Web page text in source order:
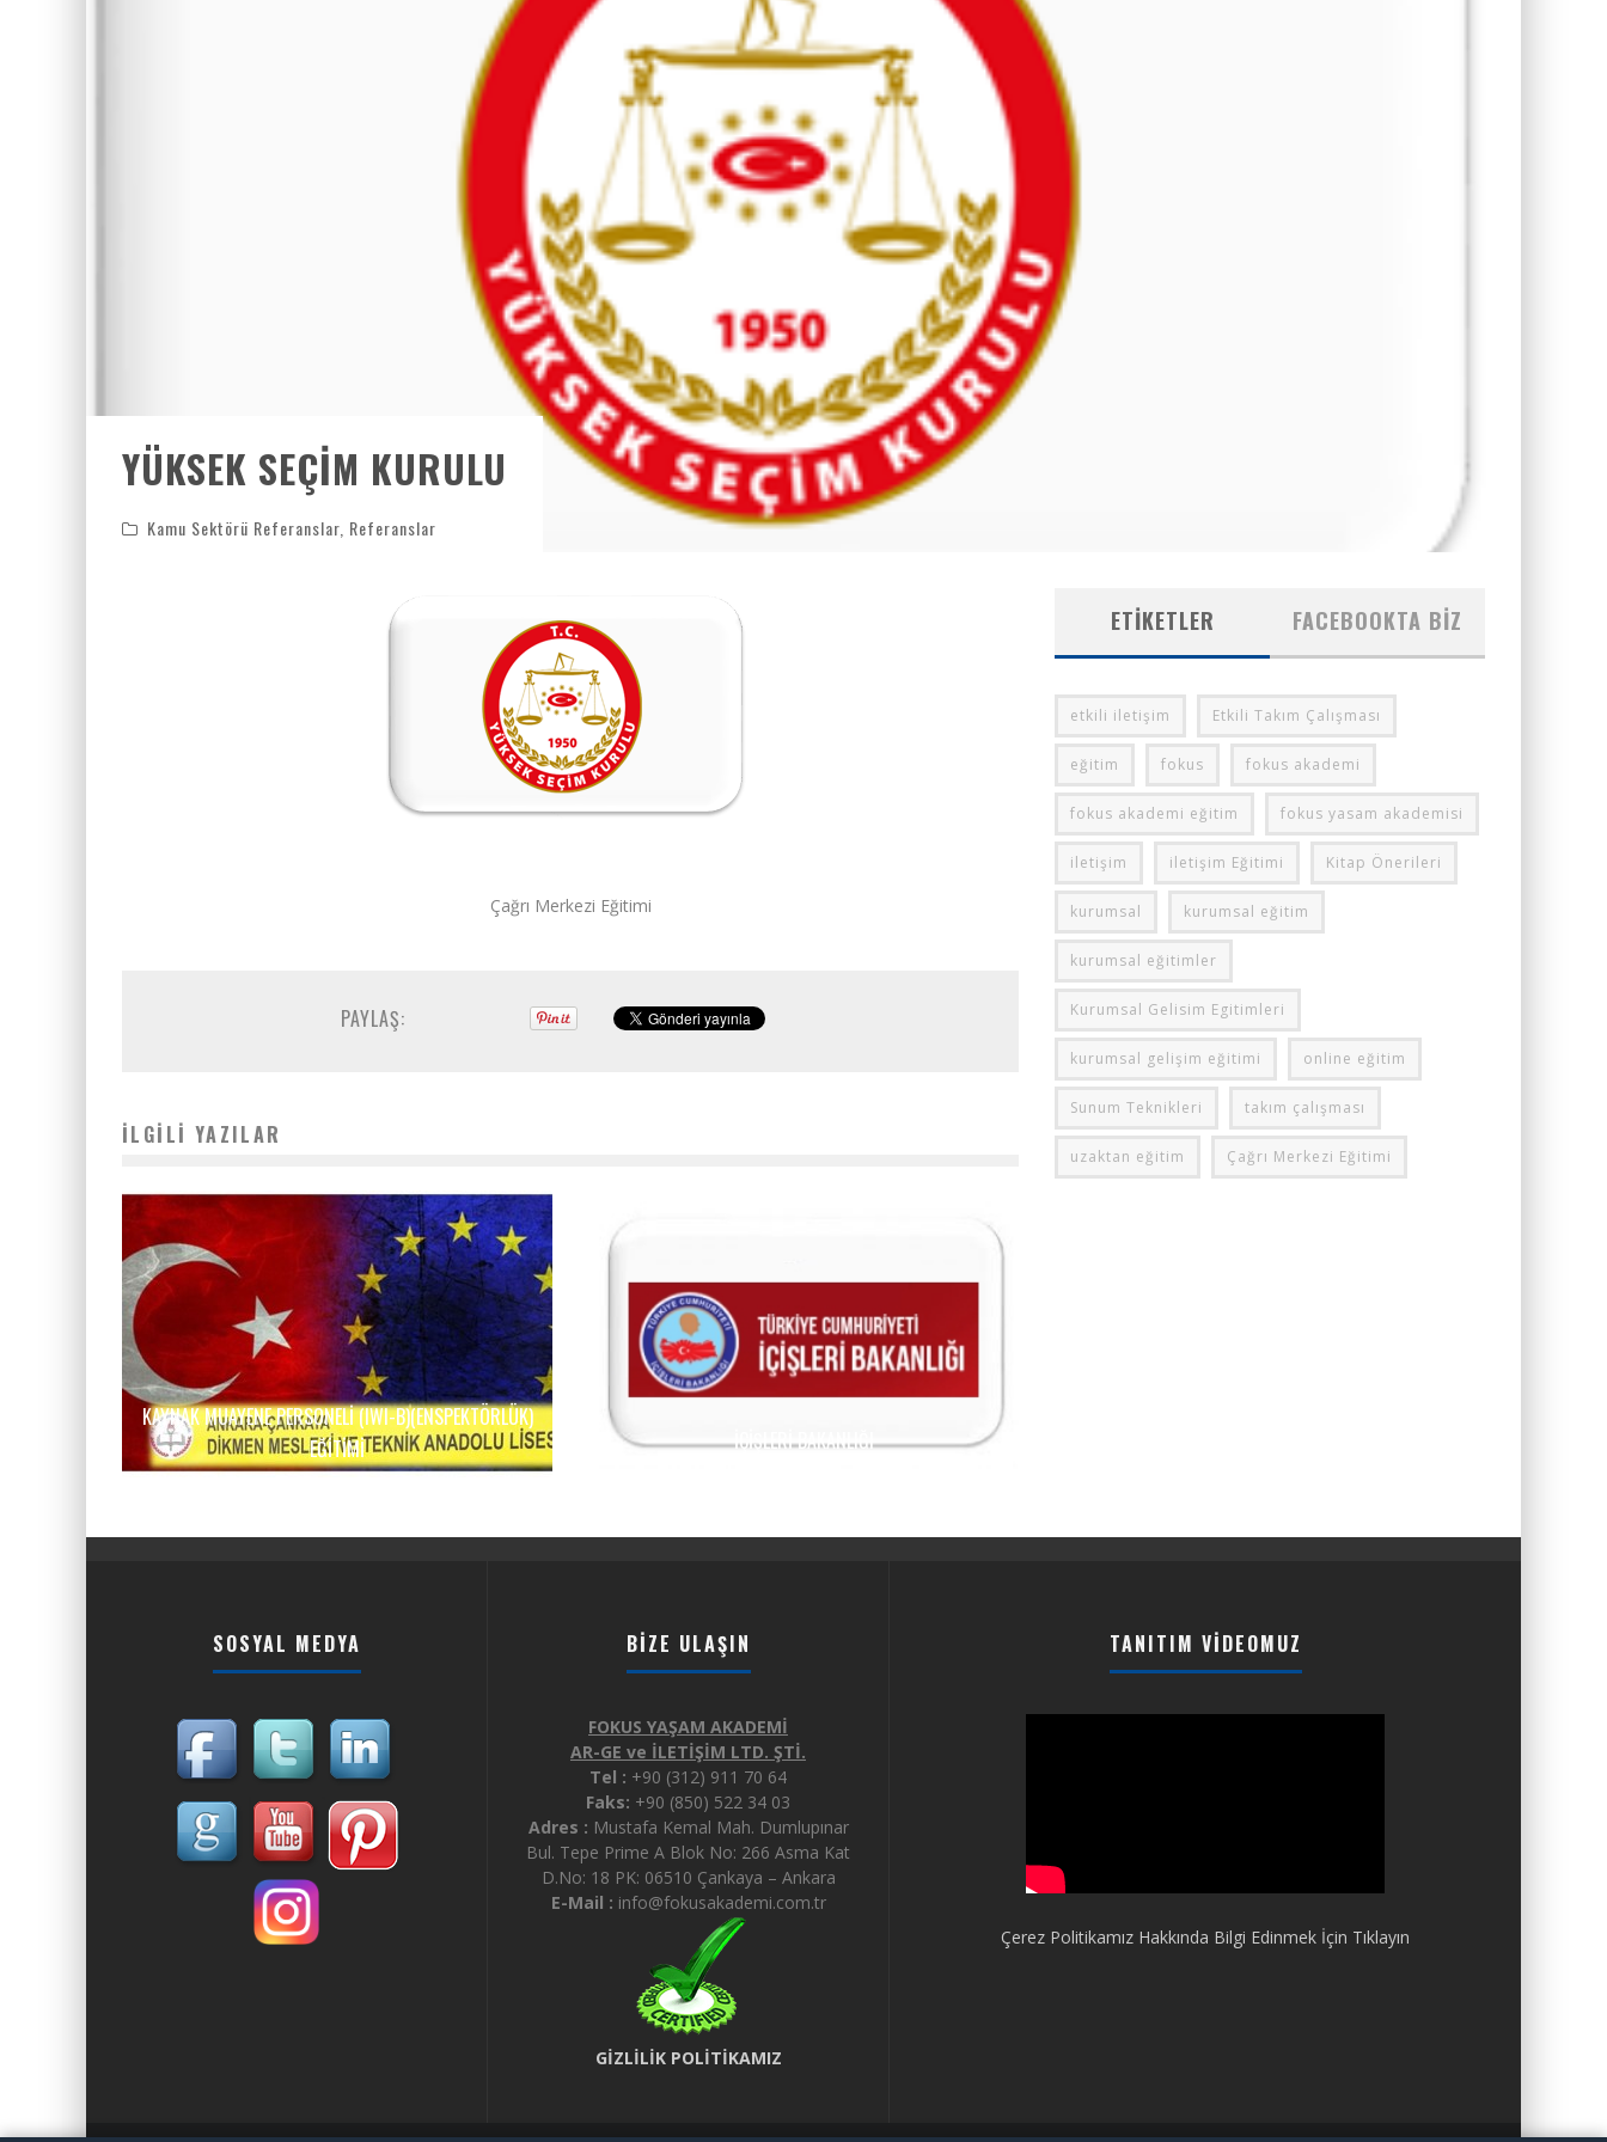
YÜKSEK SEÇIM KURULU
Kamu Sektörü Referanslar Referanslar
Çağrı Merkezi Eğitimi
PAYLAŞ:
İLGILI YAZILAR
KAYNAK MUAYENE PERSONELI (IWI-B)(ENSPEKTÖRLÜK)
EĞITIMI
İÇIŞLERI BAKANLIĞI
ETIKETLER FACEBOOKTA BIZ
etkili iletişim Etkili Takım Çalışması
eğitim fokus fokus akademi
fokus akademi eğitim fokus yasam akademisi
iletişim iletişim Eğitimi Kitap Önerileri
kurumsal kurumsal eğitim
kurumsal eğitimler
Kurumsal Gelisim Egitimleri
kurumsal gelişim eğitimi online eğitim
Sunum Teknikleri takım çalışması
uzaktan eğitim Çağrı Merkezi Eğitimi
SOSYAL MEDYA BIZE ULAŞIN
FOKUS YAŞAM AKADEMİ
AR-GE ve İLETİŞİM LTD. ŞTİ.
Tel : +90 (312) 911 70 64
Faks: +90 (850) 522 34 03
Adres : Mustafa Kemal Mah. Dumlupınar
Bul. Tepe Prime A Blok No: 266 Asma Kat
D.No: 18 PK: 06510 Çankaya – Ankara
E-Mail : info@fokusakademi.com.tr
GİZLİLİK POLİTİKAMIZ
TANITIM VIDEOMUZ
Çerez Politikamız Hakkında Bilgi Edinmek İçin Tıklayın